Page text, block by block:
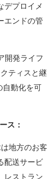
デプロイメ
エンドの管
開発ライフ
ティスと継
自動化を可
ス：
地方のお客
配送サービ
レストラン